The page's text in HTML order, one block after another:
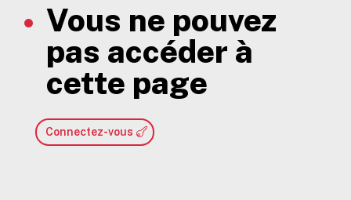
Vous ne pouvez
pas accéder à
cette page
Connectez-vous